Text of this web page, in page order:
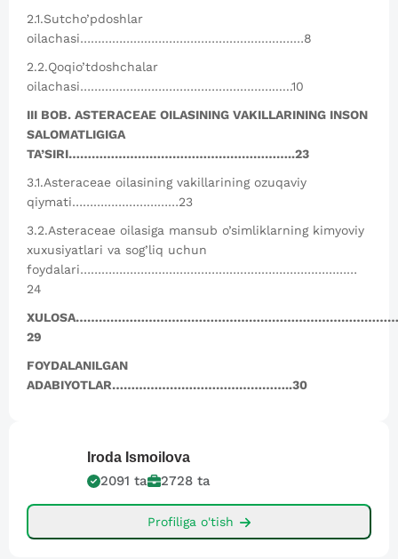
2.1.Sutcho’pdoshlar
oilachasi………………………………………………………8
2.2.Qoqio’tdoshchalar
oilachasi………………………………………………......10
III BOB. ASTERACEAE OILASINING VAKILLARINING INSON
SALOMATLIGIGA
TA’SIRI…………………………………………………..23
3.1.Asteraceae oilasining vakillarining ozuqaviy
qiymati…………………………23
3.2.Asteraceae oilasiga mansub o’simliklarning kimyoviy
xuxusiyatlari va sog’liq uchun
foydalari……………………………………………………………………
24
XULOSA…………………………………………………………………………
29
FOYDALANILGAN
ADABIYOTLAR………………………………………..30
Iroda Ismoilova
2091 ta 2728 ta
Profiliga o'tish